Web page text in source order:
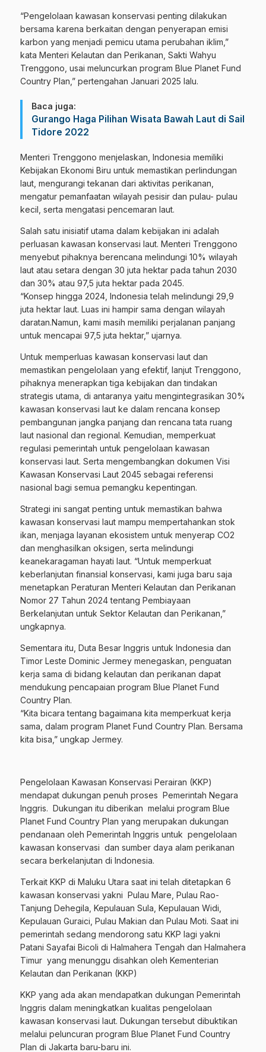
“Pengelolaan kawasan konservasi penting dilakukan
bersama karena berkaitan dengan penyerapan emisi
karbon yang menjadi pemicu utama perubahan iklim,”
kata Menteri Kelautan dan Perikanan, Sakti Wahyu
Trenggono, usai meluncurkan program Blue Planet Fund
Country Plan,” pertengahan Januari 2025 lalu.
Baca juga:
Gurango Haga Pilihan Wisata Bawah Laut di Sail
Tidore 2022
Menteri Trenggono menjelaskan, Indonesia memiliki
Kebijakan Ekonomi Biru untuk memastikan perlindungan
laut, mengurangi tekanan dari aktivitas perikanan,
mengatur pemanfaatan wilayah pesisir dan pulau- pulau
kecil, serta mengatasi pencemaran laut.
Salah satu inisiatif utama dalam kebijakan ini adalah
perluasan kawasan konservasi laut. Menteri Trenggono
menyebut pihaknya berencana melindungi 10% wilayah
laut atau setara dengan 30 juta hektar pada tahun 2030
dan 30% atau 97,5 juta hektar pada 2045.
“Konsep hingga 2024, Indonesia telah melindungi 29,9
juta hektar laut. Luas ini hampir sama dengan wilayah
daratan.Namun, kami masih memiliki perjalanan panjang
untuk mencapai 97,5 juta hektar,” ujarnya.
Untuk memperluas kawasan konservasi laut dan
memastikan pengelolaan yang efektif, lanjut Trenggono,
pihaknya menerapkan tiga kebijakan dan tindakan
strategis utama, di antaranya yaitu mengintegrasikan 30%
kawasan konservasi laut ke dalam rencana konsep
pembangunan jangka panjang dan rencana tata ruang
laut nasional dan regional. Kemudian, memperkuat
regulasi pemerintah untuk pengelolaan kawasan
konservasi laut. Serta mengembangkan dokumen Visi
Kawasan Konservasi Laut 2045 sebagai referensi
nasional bagi semua pemangku kepentingan.
Strategi ini sangat penting untuk memastikan bahwa
kawasan konservasi laut mampu mempertahankan stok
ikan, menjaga layanan ekosistem untuk menyerap CO2
dan menghasilkan oksigen, serta melindungi
keanekaragaman hayati laut. “Untuk memperkuat
keberlanjutan finansial konservasi, kami juga baru saja
menetapkan Peraturan Menteri Kelautan dan Perikanan
Nomor 27 Tahun 2024 tentang Pembiayaan
Berkelanjutan untuk Sektor Kelautan dan Perikanan,”
ungkapnya.
Sementara itu, Duta Besar Inggris untuk Indonesia dan
Timor Leste Dominic Jermey menegaskan, penguatan
kerja sama di bidang kelautan dan perikanan dapat
mendukung pencapaian program Blue Planet Fund
Country Plan.
“Kita bicara tentang bagaimana kita memperkuat kerja
sama, dalam program Planet Fund Country Plan. Bersama
kita bisa,” ungkap Jermey.
Pengelolaan Kawasan Konservasi Perairan (KKP)
mendapat dukungan penuh proses Pemerintah Negara
Inggris. Dukungan itu diberikan melalui program Blue
Planet Fund Country Plan yang merupakan dukungan
pendanaan oleh Pemerintah Inggris untuk pengelolaan
kawasan konservasi dan sumber daya alam perikanan
secara berkelanjutan di Indonesia.
Terkait KKP di Maluku Utara saat ini telah ditetapkan 6
kawasan konservasi yakni Pulau Mare, Pulau Rao-
Tanjung Dehegila, Kepulauan Sula, Kepulauan Widi,
Kepulauan Guraici, Pulau Makian dan Pulau Moti. Saat ini
pemerintah sedang mendorong satu KKP lagi yakni
Patani Sayafai Bicoli di Halmahera Tengah dan Halmahera
Timur yang menunggu disahkan oleh Kementerian
Kelautan dan Perikanan (KKP)
KKP yang ada akan mendapatkan dukungan Pemerintah
Inggris dalam meningkatkan kualitas pengelolaan
kawasan konservasi laut. Dukungan tersebut dibuktikan
melalui peluncuran program Blue Planet Fund Country
Plan di Jakarta baru-baru ini.